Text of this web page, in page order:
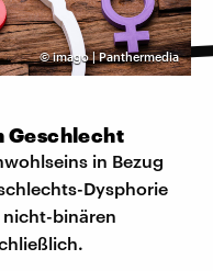
©imago | Panthermedia
Geschlecht
in Bezug
Dysphorie
binären